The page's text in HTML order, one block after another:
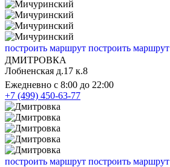
построить маршрут построить маршрут
ДМИТРОВКА
Лобненская д.17 к.8
Ежедневно с 8:00 до 22:00
+7 (499) 450-63-77
построить маршрут построить маршрут